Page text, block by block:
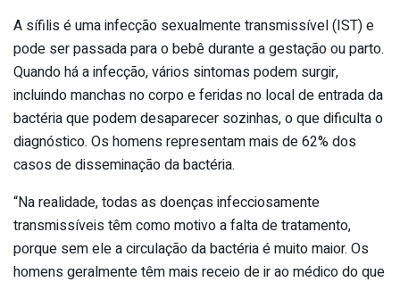
A sífilis é uma infecção sexualmente transmissível (IST) e
pode ser passada para o bebê durante a gestação ou parto.
Quando há a infecção, vários sintomas podem surgir,
incluindo manchas no corpo e feridas no local de entrada da
bactéria que podem desaparecer sozinhas, o que dificulta o
diagnóstico. Os homens representam mais de 62% dos
casos de disseminação da bactéria.
“Na realidade, todas as doenças infecciosamente
transmissíveis têm como motivo a falta de tratamento,
porque sem ele a circulação da bactéria é muito maior. Os
homens geralmente têm mais receio de ir ao médico do que